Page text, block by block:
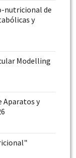
nutricional de
y
Modelling
Aparatos y